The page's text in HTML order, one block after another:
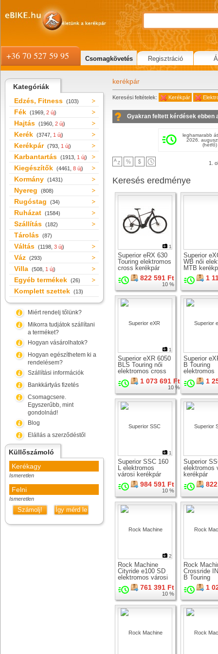
Kategóriák
Edzés, Fitness (103)
Fék (1969, 2 új)
Hajtás (1960, 2 új)
Kerék (3747, 1 új)
Kerékpár (793, 1 új)
Karbantartás (1913, 1 új)
Kiegészítők (4461, 8 új)
Kormány (1431)
Nyereg (808)
Rugóstag (34)
Ruházat (1584)
Szállítás (182)
Tárolás (87)
Váltás (1198, 3 új)
Váz (293)
Villa (508, 1 új)
Egyéb termékek (26)
Komplett szettek (13)
Miért rendelj tőlünk?
Mikorra tudjátok szállítani
a terméket?
Hogyan vásárolhatok?
Hogyan egészíthetem ki a
rendelésem?
Szállítási információk
Bankkártyás fizetés
Csomagcsere.
Egyszerűbb, mint
gondolnád!
Blog
Elállás a szerződéstől
Küllőszámoló
Kerékagy
Ismeretlen
Felni
Ismeretlen
Számolj! Így mérd le
kerékpár
Keresési feltételek: Kerékpár
Gyakran feltett kérdések ebben
leghamarabb
2026.
(hétfő)
1.
Keresés eredménye
1
Superior eRX 630
Touring elektromos
cross kerékpár
822 591 Ft
10 %
Superior
WB női
MTB
1
1
Superior eXR 6050
BLS Touring női
elektromos cross
kerékpár1 073 691 Ft
10 %
Superior
B Touring
elektromos
trekking1
1
Superior SSC 160
L elektromos
városi kerékpár
984 591 Ft
10 %
Superior
elektromos
kerékpár
2
Rock Machine
Cityride e100 SD
elektromos városi
kerékpár761 391 Ft
10 %
Rock
Crossride
B Touring
elektromos
kerékpár1
+36 70 527 59 95 Csomagkövetés Regisztráció